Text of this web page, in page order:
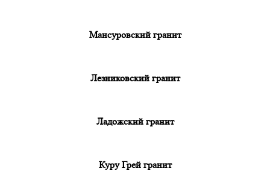
Мансуровский гранит
Лезниковский гранит
Ладожский гранит
Куру Грей гранит